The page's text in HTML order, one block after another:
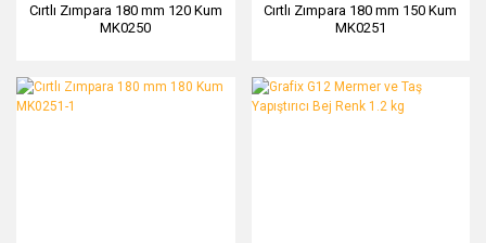
Cırtlı Zımpara 180 mm 120 Kum
MK0250
Cırtlı Zımpara 180 mm 150 Kum
MK0251